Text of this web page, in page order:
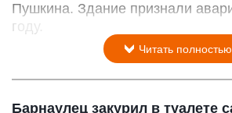
Пушкина. Здание признали
году.
Читать полностью
Барнаулец закурил в туалете